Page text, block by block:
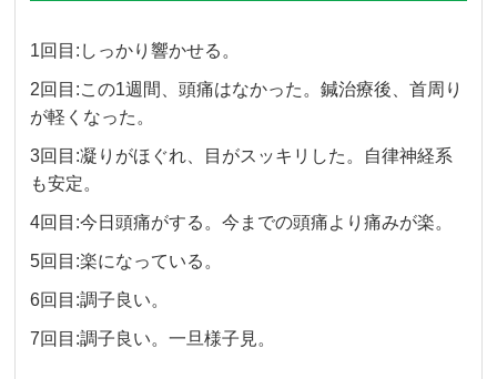
1回目:しっかり響かせる。
2回目:この1週間、頭痛はなかった。鍼治療後、首周り
が軽くなった。
3回目:凝りがほぐれ、目がスッキリした。自律神経系
も安定。
4回目:今日頭痛がする。今までの頭痛より痛みが楽。
5回目:楽になっている。
6回目:調子良い。
7回目:調子良い。一旦様子見。